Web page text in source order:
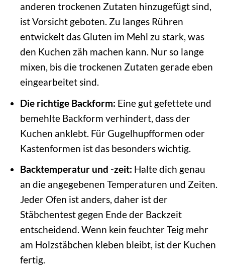
anderen trockenen Zutaten hinzugefügt sind,
ist Vorsicht geboten. Zu langes Rühren
entwickelt das Gluten im Mehl zu stark, was
den Kuchen zäh machen kann. Nur so lange
mixen, bis die trockenen Zutaten gerade eben
eingearbeitet sind.
Die richtige Backform: Eine gut gefettete und
bemehlte Backform verhindert, dass der
Kuchen anklebt. Für Gugelhupfformen oder
Kastenformen ist das besonders wichtig.
Backtemperatur und -zeit: Halte dich genau
an die angegebenen Temperaturen und Zeiten.
Jeder Ofen ist anders, daher ist der
Stäbchentest gegen Ende der Backzeit
entscheidend. Wenn kein feuchter Teig mehr
am Holzstäbchen kleben bleibt, ist der Kuchen
fertig.